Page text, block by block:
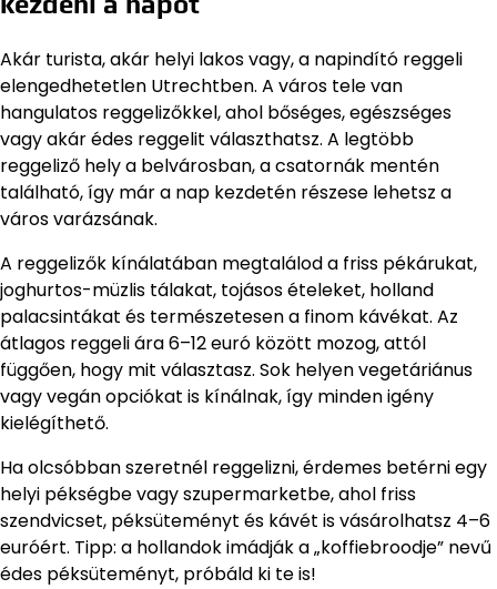
Akár turista, akár helyi lakos vagy, a napindító reggeli
elengedhetetlen Utrechtben. A város tele van
hangulatos reggelizőkkel, ahol bőséges, egészséges
vagy akár édes reggelit választhatsz. A legtöbb
reggeliző hely a belvárosban, a csatornák mentén
található, így már a nap kezdetén részese lehetsz a
város varázsának.
A reggelizők kínálatában megtalálod a friss pékárukat,
joghurtos-müzlis tálakat, tojásos ételeket, holland
palacsintákat és természetesen a finom kávékat. Az
átlagos reggeli ára 6–12 euró között mozog, attól
függően, hogy mit választasz. Sok helyen vegetáriánus
vagy vegán opciókat is kínálnak, így minden igény
kielégíthető.
Ha olcsóbban szeretnél reggelizni, érdemes betérni egy
helyi pékségbe vagy szupermarketbe, ahol friss
szendvicset, péksüteményt és kávét is vásárolhatsz 4–6
euróért. Tipp: a hollandok imádják a „koffiebroodje” nevű
édes péksüteményt, próbáld ki te is!